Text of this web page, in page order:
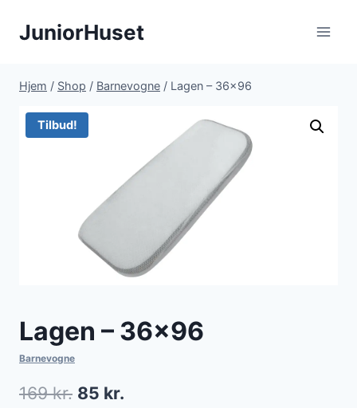
JuniorHuset
Hjem / Shop / Barnevogne / Lagen – 36×96
Tilbud!
Lagen – 36×96
Barnevogne
169kr. Den
85 kr.